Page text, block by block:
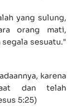
yang sulung,
orang mati,
sesuatu."
karena
dan telah
5:25)